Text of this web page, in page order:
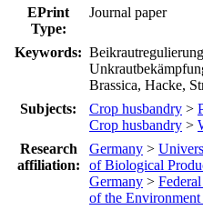
EPrint
Type:
Journal paper
Keywords:
Brassica, Hacke,
Subjects:
Crop husbandry >
Crop husbandry >
Research
affiliation:
Germany >
of Biological
Germany >
of the